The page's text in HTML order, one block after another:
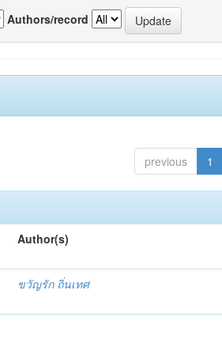
Authors/record
previous 1
Author(s)
ขวัญรัก ถิ่นเทศ